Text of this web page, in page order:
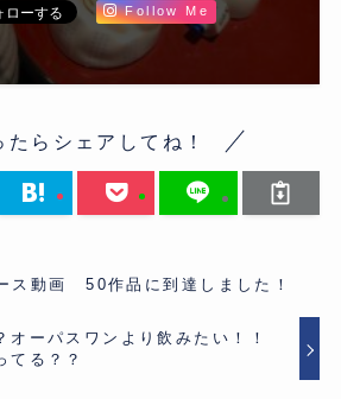
Follow Me
たらシェアしてね！
ス動画 50作品に到達しました！
オーパスワンより飲みたい！！
てる？？